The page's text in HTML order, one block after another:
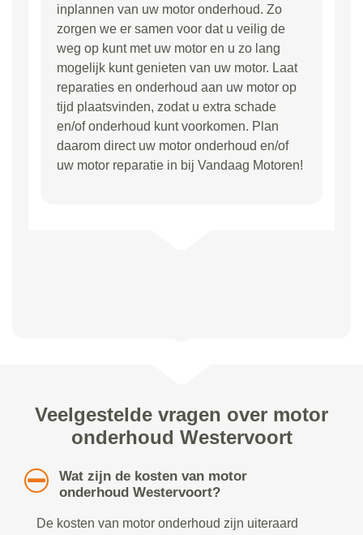
inplannen van uw motor onderhoud. Zo
zorgen we er samen voor dat u veilig de
weg op kunt met uw motor en u zo lang
mogelijk kunt genieten van uw motor. Laat
reparaties en onderhoud aan uw motor op
tijd plaatsvinden, zodat u extra schade
en/of onderhoud kunt voorkomen. Plan
daarom direct uw motor onderhoud en/of
uw motor reparatie in bij Vandaag Motoren!
Veelgestelde vragen over motor
onderhoud Westervoort
Wat zijn de kosten van motor
onderhoud Westervoort?
De kosten van motor onderhoud zijn uiteraard